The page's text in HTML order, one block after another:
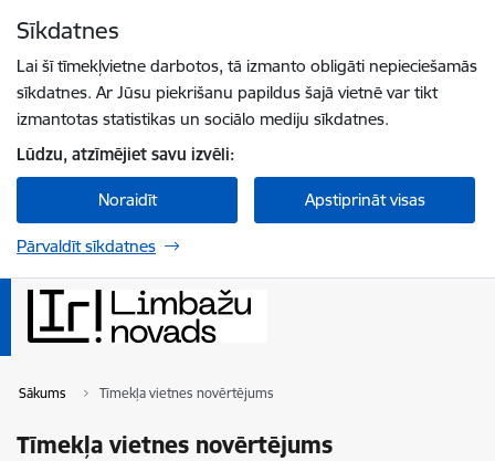
Sīkdatnes
Lai šī tīmekļvietne darbotos, tā izmanto obligāti nepieciešamās
sīkdatnes. Ar Jūsu piekrišanu papildus šajā vietnē var tikt
izmantotas statistikas un sociālo mediju sīkdatnes.
Lūdzu, atzīmējiet savu izvēli:
Noraidīt Apstiprināt visas
Pārvaldīt sīkdatnes
Sākums Tīmekļa vietnes novērtējums
Tīmekļa vietnes novērtējums